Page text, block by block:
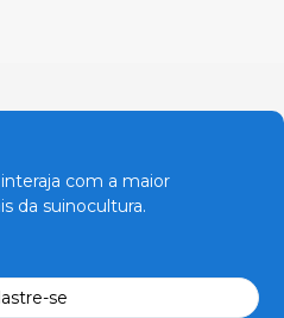
com a maior
da suinocultura.
se